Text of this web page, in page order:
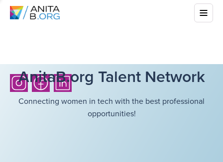
AnitaB.org Talent Network
Connecting women in tech with the best professional
opportunities!